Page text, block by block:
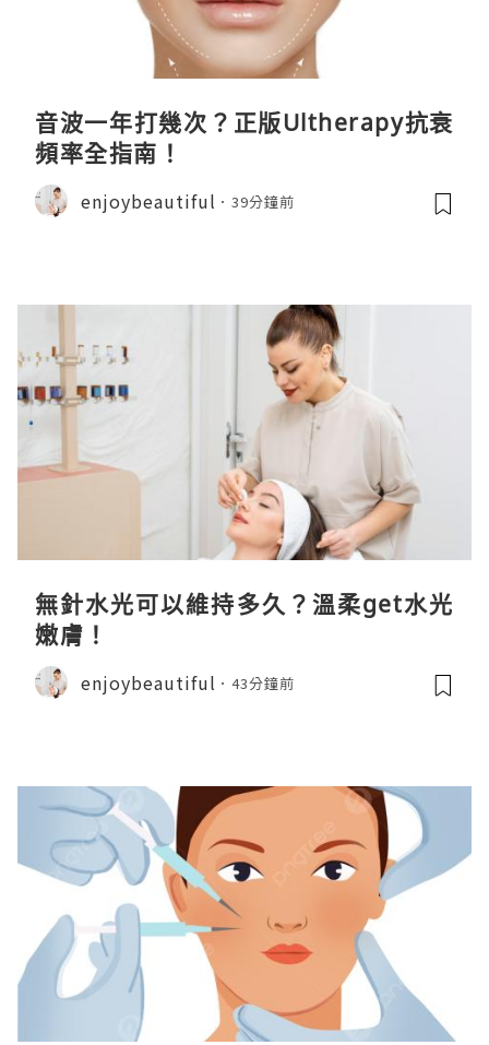
音波一年打幾次？正版Ultherapy抗衰
頻率全指南！
enjoybeautiful 39分鐘前
無針水光可以維持多久？溫柔get水光
嫩膚！
enjoybeautiful 43分鐘前